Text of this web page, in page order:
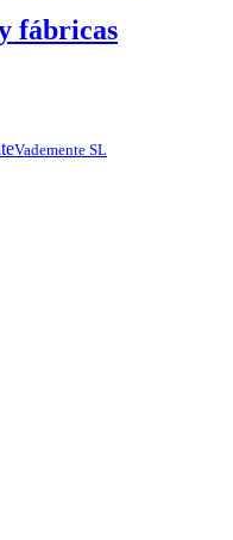
fábricas
Vademente SL